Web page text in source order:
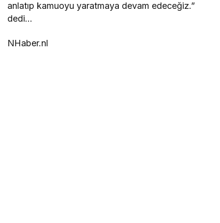
anlatıp kamuoyu yaratmaya devam edeceğiz.”
dedi…
NHaber.nl